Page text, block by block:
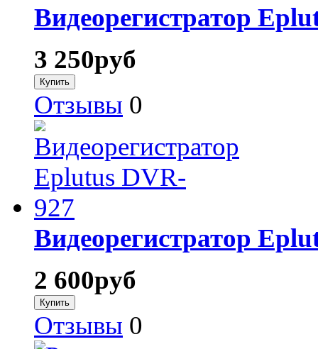
Видеорегистратор
3 250руб
Отзывы 0
Видеорегистратор
2 600руб
Отзывы 0